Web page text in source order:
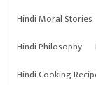
Hindi Moral Stories
Hindi Philosophy
Hindi Cooking